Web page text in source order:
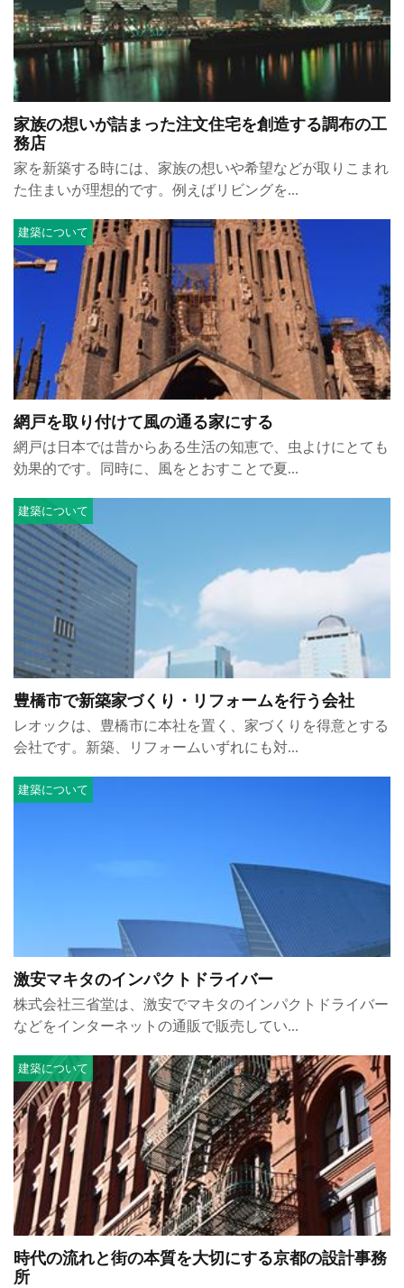
家族の想いが詰まった注文住宅を創造する調布の工
務店
家を新築する時には、家族の想いや希望などが取りこまれ
た住まいが理想的です。例えばリビングを...
網戸を取り付けて風の通る家にする
建築について
網戸は日本では昔からある生活の知恵で、虫よけにとても
効果的です。同時に、風をとおすことで夏...
豊橋市で新築家づくり・リフォームを行う会社
建築について
レオックは、豊橋市に本社を置く、家づくりを得意とする
会社です。新築、リフォームいずれにも対...
激安マキタのインパクトドライバー
建築について
株式会社三省堂は、激安でマキタのインパクトドライバー
などをインターネットの通販で販売してい...
時代の流れと街の本質を大切にする京都の設計事務
所
建築について